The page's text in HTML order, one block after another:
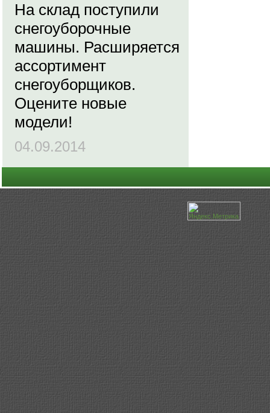
На склад поступили
снегоуборочные
машины. Расширяется
ассортимент
снегоуборщиков.
Оцените новые
модели!
04.09.2014